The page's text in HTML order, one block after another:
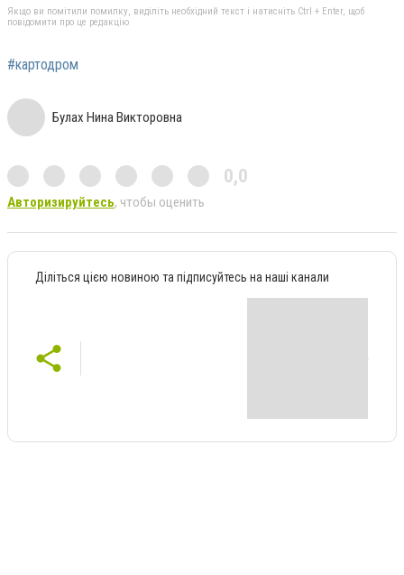
Якщо ви помітили помилку, виділіть необхідний текст і натисніть Ctrl + Enter, щоб
повідомити про це редакцію
#картодром
Булах Нина Викторовна
0,0
Авторизируйтесь, чтобы оценить
Діліться цією новиною та підписуйтесь на наші канали